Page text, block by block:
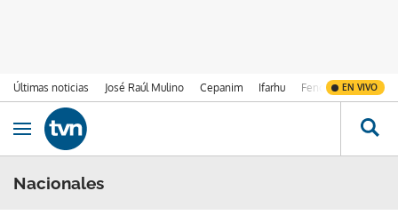
Últimas noticias José Raúl Mulino Cepanim Ifarhu Fenómeno de El
EN VIVO
Ir al contenido
Obrir navegació
Nacionales